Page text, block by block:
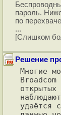
пароль.
по
...
[Слишком
Решение
Многие
удаётся